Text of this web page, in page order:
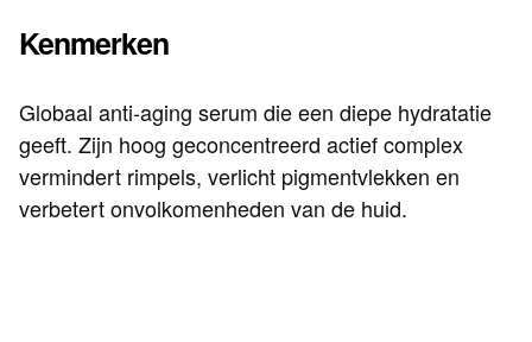
Kenmerken
Globaal anti-aging serum die een diepe hydratatie
geeft. Zijn hoog geconcentreerd actief complex
vermindert rimpels, verlicht pigmentvlekken en
verbetert onvolkomenheden van de huid.